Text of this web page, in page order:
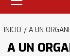
primario
INICIO A UN
A UN